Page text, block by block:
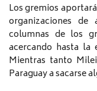
Los gremios
organizaciones de
columnas de los
acercando hasta la
Mientras tanto
Paraguay a sacarse